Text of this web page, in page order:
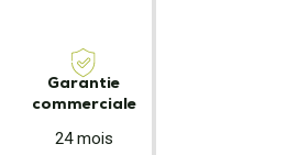
Garantie
commerciale
24 mois